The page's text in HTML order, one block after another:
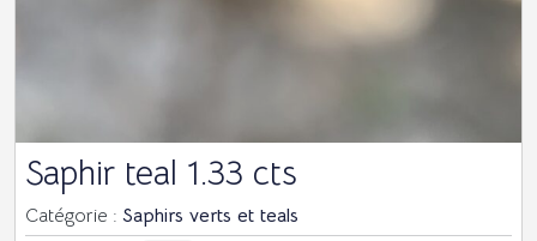
Saphir teal 1.33 cts
Catégorie : Saphirs verts et teals